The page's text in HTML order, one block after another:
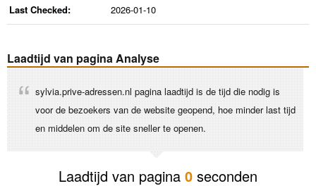
Last Checked: 2026-01-10
Laadtijd van pagina Analyse
sylvia.prive-adressen.nl pagina laadtijd is de tijd die nodig is
voor de bezoekers van de website geopend, hoe minder last tijd
en middelen om de site sneller te openen.
Laadtijd van pagina 0 seconden